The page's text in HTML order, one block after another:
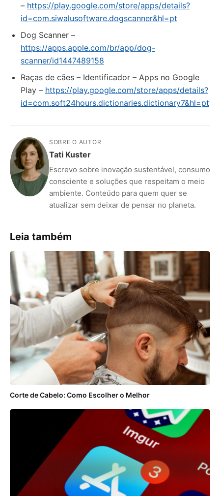
– https://play.google.com/store/apps/details?
id=com.siwalusoftware.dogscanner&hl=pt
‎Dog Scanner –
https://apps.apple.com/br/app/dog-
scanner/id1447489158
Raças de cães – Identificador – Apps no Google
Play – https://play.google.com/store/apps/details?
id=com.soft24hours.dictionaries.dictionary7&hl=pt
SOBRE O AUTOR
Tati Kuster
Escrevo sobre inovação sustentável, consumo
consciente e soluções que respeitam o meio
ambiente. Conteúdo para quem quer se
atualizar sem deixar de pensar no planeta.
Leia também
Corte de Cabelo: Como Escolher o Melhor